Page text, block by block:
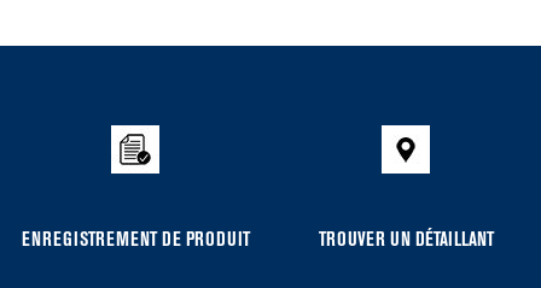
youENREGISTREMENT DE PRODUIT TROUVER UN DÉTAILLANT